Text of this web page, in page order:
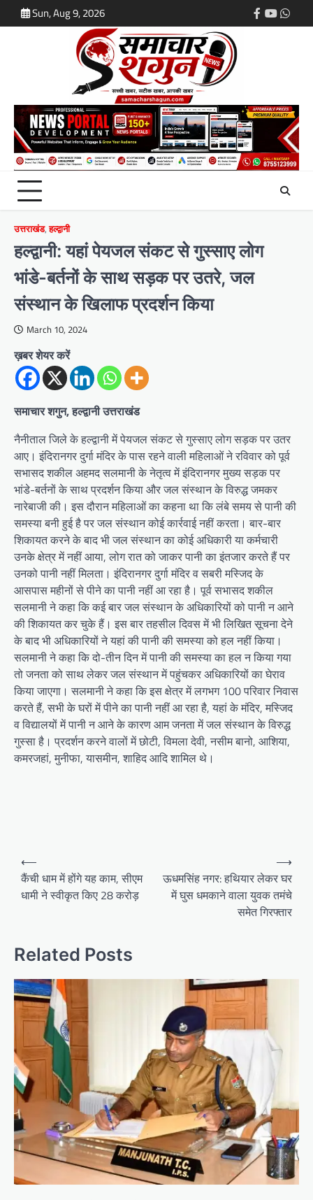
to
Sun, Aug 9, 2026 Facebook
Youtube
उत्तराखंड,हल्द्वानी
हल्द्वानी: यहां पेयजल संकट से गुस्साए लोग
भांडे-बर्तनों के साथ सड़क पर उतरे, जल
संस्थान के खिलाफ प्रदर्शन किया
March 10, 2024
ख़बर शेयर करें
समाचार शगुन, हल्द्वानी उत्तराखंड
नैनीताल जिले के हल्द्वानी में पेयजल संकट से गुस्साए लोग सड़क पर उतर
आए। इंदिरानगर दुर्गा मंदिर के पास रहने वाली महिलाओं ने रविवार को पूर्व
सभासद शकील अहमद सलमानी के नेतृत्व में इंदिरानगर मुख्य सड़क पर
भांडे-बर्तनों के साथ प्रदर्शन किया और जल संस्थान के विरुद्ध जमकर
नारेबाजी की। इस दौरान महिलाओं का कहना था कि लंबे समय से पानी की
समस्या बनी हुई है पर जल संस्थान कोई कार्रवाई नहीं करता। बार-बार
शिकायत करने के बाद भी जल संस्थान का कोई अधिकारी या कर्मचारी
उनके क्षेत्र में नहीं आया, लोग रात को जाकर पानी का इंतजार करते हैं पर
उनको पानी नहीं मिलता।‌ इंदिरानगर दुर्गा मंदिर व सबरी मस्जिद के
आसपास महीनों से पीने का पानी नहीं आ रहा है। पूर्व सभासद शकील
सलमानी ने कहा कि कई बार जल संस्थान के अधिकारियों को पानी न आने
की शिकायत कर चुके हैं। इस बार तहसील दिवस में भी लिखित सूचना देने
के बाद भी अधिकारियों ने यहां की पानी की समस्या को हल नहीं किया।
सलमानी ने कहा कि दो-तीन दिन में पानी की समस्या का हल न किया गया
तो जनता को साथ लेकर जल संस्थान में पहुंचकर अधिकारियों का घेराव
किया जाएगा। सलमानी ने कहा कि इस क्षेत्र में लगभग 100 परिवार निवास
करते हैं, सभी के घरों में पीने का पानी नहीं आ रहा है, यहां के मंदिर, मस्जिद
व विद्यालयों में पानी न आने के कारण आम जनता में जल संस्थान के विरुद्ध
गुस्सा है। प्रदर्शन करने वालों में छोटी, विमला देवी, नसीम बानो, आशिया,
कमरजहां, मुनीफा, यासमीन, शाहिद आदि शामिल थे।
o
n
a
v
i
g
a
t
i
o
n
⟵
कैंची धाम में होंगे यह काम, सीएम
धामी ने स्वीकृत किए 28 करोड़
ऊधमसिंह नगर: हथियार लेकर घर
में घुस धमकाने वाला युवक तमंचे
समेत गिरफ्तार
⟶
Related Posts